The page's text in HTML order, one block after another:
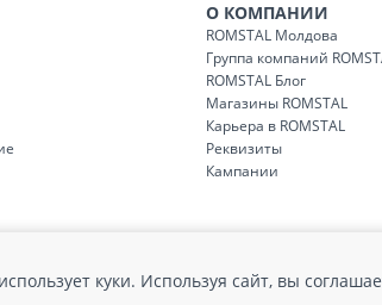
О КОМПАНИИ
ROMSTAL Молдова
Группа компаний
ROMSTAL Блог
Магазины ROMSTAL
Карьера в ROMSTAL
Реквизиты
Кампании
куки. Используя сайт, вы